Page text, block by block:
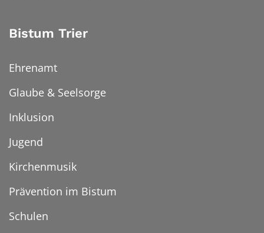
Bistum Trier
Ehrenamt
Glaube & Seelsorge
Inklusion
Jugend
Kirchenmusik
Prävention im Bistum
Schulen